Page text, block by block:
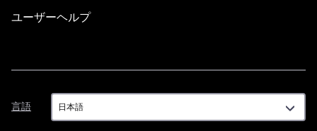
ユーザーヘルプ
言語
言
語